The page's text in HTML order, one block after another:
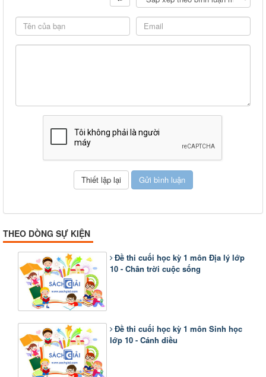
THEO DÒNG SỰ KIỆN
Đề thi cuối học kỳ 1 môn Địa lý lớp
10 - Chân trời cuộc sống
Đề thi cuối học kỳ 1 môn Sinh học
lớp 10 - Cánh diều